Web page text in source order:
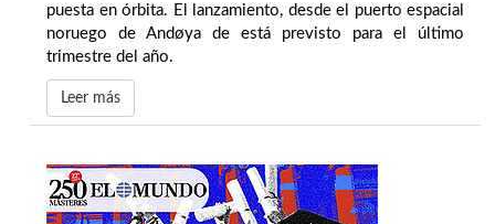
puesta en órbita. El lanzamiento, desde el puerto espacial
noruego de Andøya de está previsto para el último
trimestre del año.
Leer más